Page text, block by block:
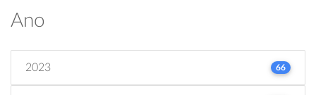
Ano
2023 66